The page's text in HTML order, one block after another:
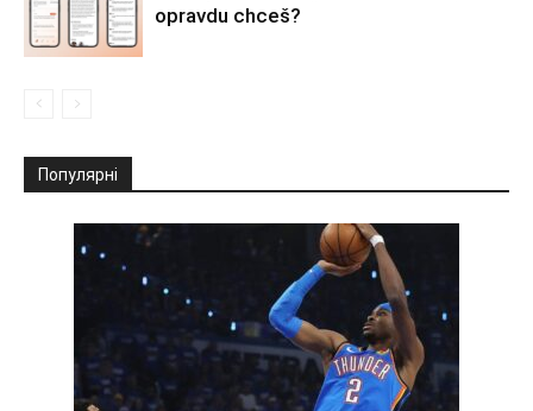
opravdu chceš?
Популярні